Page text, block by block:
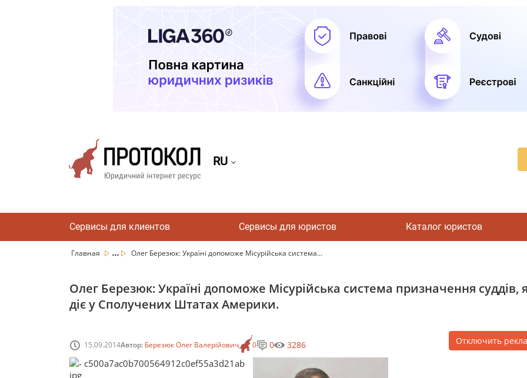
RU
Сервисы для клиентов Сервисы для юристов Каталог юристов
Главная ... Олег Березюк: Україні допоможе Місурійська система...
Олег Березюк: Україні допоможе Місурійська система призначення суддів,
діє у Сполучених Штатах Америки.
15.09.2014Автор: Березюк Олег Валерійович 0 0 3286 Отключить